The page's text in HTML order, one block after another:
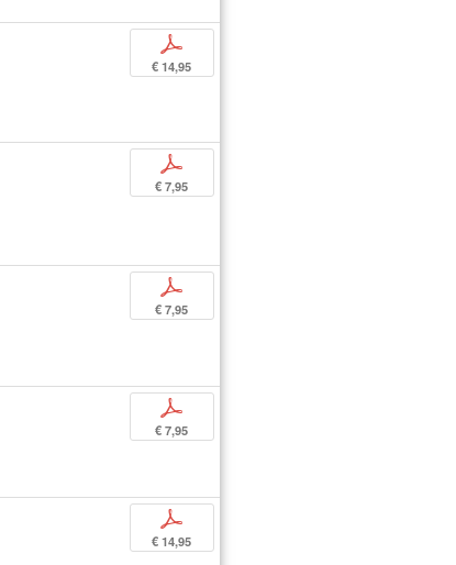
p
€ 14,95
p
€ 7,95
p
€ 7,95
p
€ 7,95
p
€ 14,95